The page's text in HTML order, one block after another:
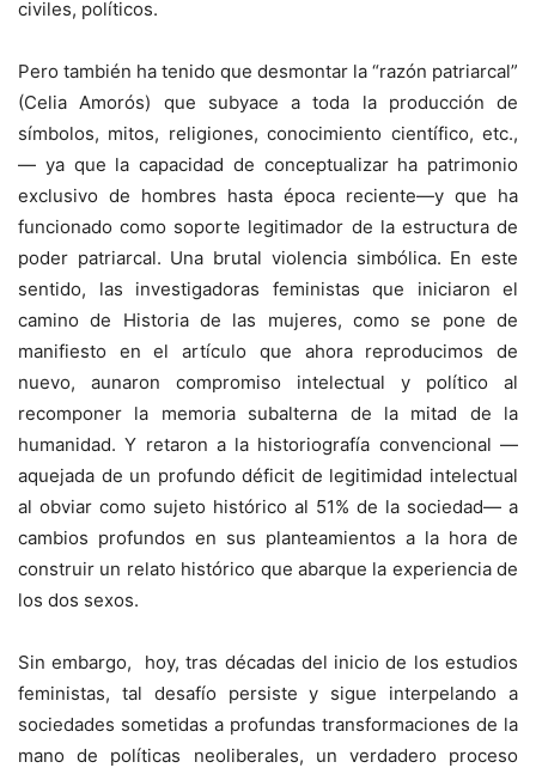
civiles, políticos.
Pero también ha tenido que desmontar la “razón patriarcal”
(Celia Amorós) que subyace a toda la producción de
símbolos, mitos, religiones, conocimiento científico, etc.,
— ya que la capacidad de conceptualizar ha patrimonio
exclusivo de hombres hasta época reciente—y que ha
funcionado como soporte legitimador de la estructura de
poder patriarcal. Una brutal violencia simbólica. En este
sentido, las investigadoras feministas que iniciaron el
camino de Historia de las mujeres, como se pone de
manifiesto en el artículo que ahora reproducimos de
nuevo, aunaron compromiso intelectual y político al
recomponer la memoria subalterna de la mitad de la
humanidad. Y retaron a la historiografía convencional —
aquejada de un profundo déficit de legitimidad intelectual
al obviar como sujeto histórico al 51% de la sociedad— a
cambios profundos en sus planteamientos a la hora de
construir un relato histórico que abarque la experiencia de
los dos sexos.
Sin embargo, hoy, tras décadas del inicio de los estudios
feministas, tal desafío persiste y sigue interpelando a
sociedades sometidas a profundas transformaciones de la
mano de políticas neoliberales, un verdadero proceso